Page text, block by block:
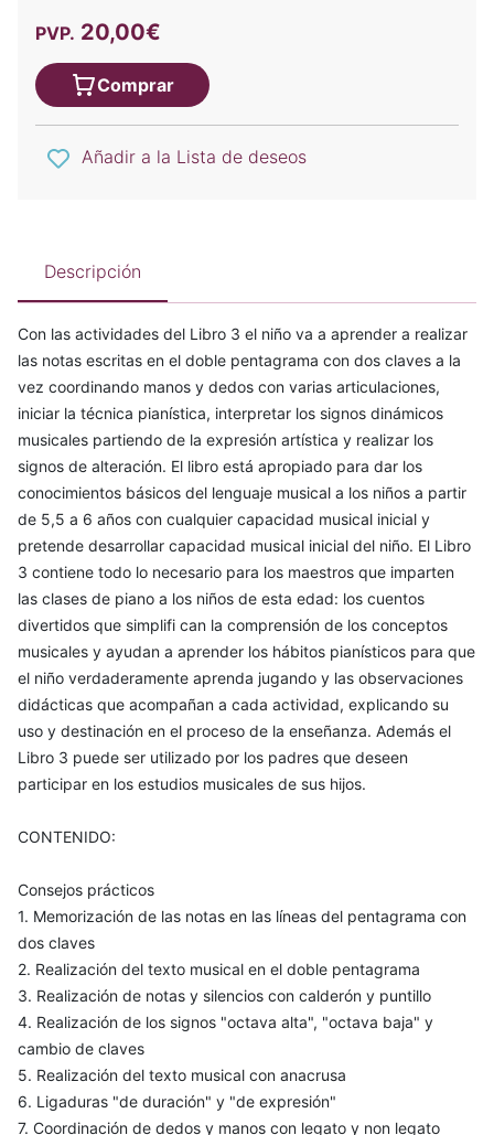
PVP. 20,00€
Comprar
Añadir a la Lista de deseos
Descripción
Con las actividades del Libro 3 el niño va a aprender a realizar
las notas escritas en el doble pentagrama con dos claves a la
vez coordinando manos y dedos con varias articulaciones,
iniciar la técnica pianística, interpretar los signos dinámicos
musicales partiendo de la expresión artística y realizar los
signos de alteración. El libro está apropiado para dar los
conocimientos básicos del lenguaje musical a los niños a partir
de 5,5 a 6 años con cualquier capacidad musical inicial y
pretende desarrollar capacidad musical inicial del niño. El Libro
3 contiene todo lo necesario para los maestros que imparten
las clases de piano a los niños de esta edad: los cuentos
divertidos que simplifi can la comprensión de los conceptos
musicales y ayudan a aprender los hábitos pianísticos para que
el niño verdaderamente aprenda jugando y las observaciones
didácticas que acompañan a cada actividad, explicando su
uso y destinación en el proceso de la enseñanza. Además el
Libro 3 puede ser utilizado por los padres que deseen
participar en los estudios musicales de sus hijos.
CONTENIDO:
Consejos prácticos
1. Memorización de las notas en las líneas del pentagrama con
dos claves
2. Realización del texto musical en el doble pentagrama
3. Realización de notas y silencios con calderón y puntillo
4. Realización de los signos "octava alta", "octava baja" y
cambio de claves
5. Realización del texto musical con anacrusa
6. Ligaduras "de duración" y "de expresión"
7. Coordinación de dedos y manos con legato y non legato